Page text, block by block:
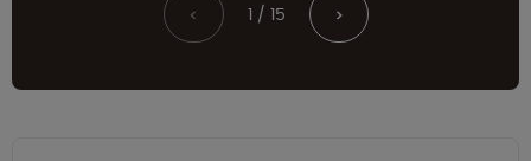
< 1 / 15 >